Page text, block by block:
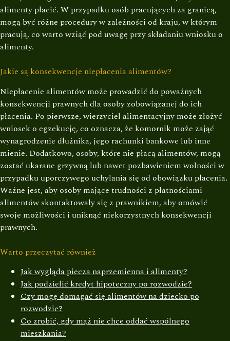
alimenty płacić. W przypadku osób pracujących za granicą,
mogą być różne procedury w zależności od kraju, w którym
pracują, co warto wziąć pod uwagę przy składaniu wniosku o
alimenty.
Jakie są konsekwencje niepłacenia alimentów?
Niepłacenie alimentów może prowadzić do poważnych
konsekwencji prawnych dla osoby zobowiązanej do ich
płacenia. Po pierwsze, wierzyciel alimentacyjny może złożyć
wniosek o egzekucję, co oznacza, że komornik może zająć
wynagrodzenie dłużnika, jego rachunki bankowe lub inne
mienie. Dodatkowo, osoby, które nie płacą alimentów, mogą
zostać ukarane grzywną lub nawet pozbawieniem wolności w
przypadku uporczywego uchylania się od obowiązku płacenia.
Ważne jest, aby osoby mające trudności z płatnościami
alimentów skontaktowały się z prawnikiem, aby omówić
swoje możliwości i uniknąć niekorzystnych konsekwencji
prawnych.
Warto przeczytać również
Jak wygląda piecza naprzemienna i alimenty?
Jak podzielić kredyt hipoteczny po rozwodzie?
Czy mogę domagać się alimentów na dziecko po
rozwodzie?
Co zrobić, gdy mąż nie chce oddać wspólnego
mieszkania?